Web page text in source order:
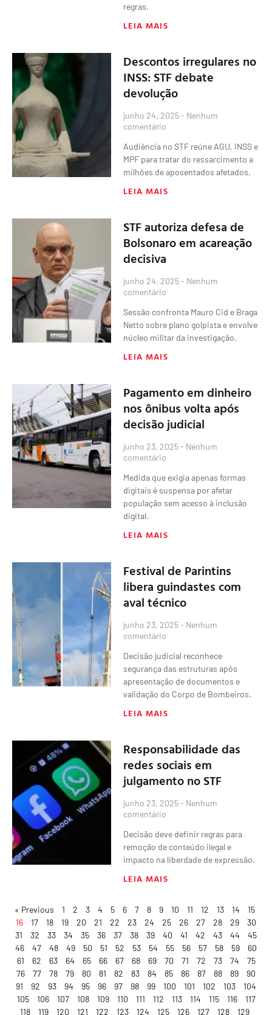
regras.
LEIA MAIS
Descontos irregulares no
INSS: STF debate
devolução
junho 24, 2025 Nenhum
comentário
Audiência no STF reúne AGU, INSS e
MPF para tratar do ressarcimento a
milhões de aposentados afetados.
LEIA MAIS
STF autoriza defesa de
Bolsonaro em acareação
decisiva
junho 24, 2025 Nenhum
comentário
Sessão confronta Mauro Cid e Braga
Netto sobre plano golpista e envolve
núcleo militar da investigação.
LEIA MAIS
Pagamento em dinheiro
nos ônibus volta após
decisão judicial
junho 23, 2025 Nenhum
comentário
Medida que exigia apenas formas
digitais é suspensa por afetar
população sem acesso à inclusão
digital.
LEIA MAIS
Festival de Parintins
libera guindastes com
aval técnico
junho 23, 2025 Nenhum
comentário
Decisão judicial reconhece
segurança das estruturas após
apresentação de documentos e
validação do Corpo de Bombeiros.
LEIA MAIS
Responsabilidade das
redes sociais em
julgamento no STF
junho 23, 2025 Nenhum
comentário
Decisão deve definir regras para
remoção de conteúdo ilegal e
impacto na liberdade de expressão.
LEIA MAIS
« Previous 1 2 3 4 5 6 7 8 9 10 11 12 13 14
15
16
17 18 19 20 21 22 23 24 25 26 27 28 29
30
31
32 33 34 35 36 37 38 39 40 41 42 43 44
45
46
47 48 49 50 51 52 53 54 55 56 57 58 59
60
61
62 63 64 65 66 67 68 69 70 71 72 73 74
75
76
77 78 79 80 81 82 83 84 85 86 87 88 89
90
91
92 93 94 95 96 97 98 99 100 101 102 103
104
105
106 107 108 109 110 111 112 113 114 115 116
117
118
119 120 121 122 123 124 125 126 127 128 129